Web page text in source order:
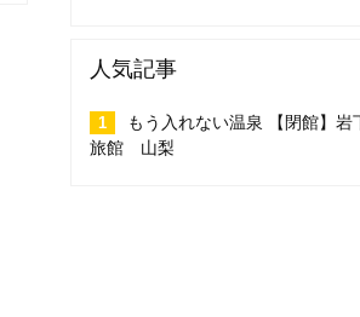
人気記事
もう入れない温泉 【閉館】岩
旅館 山梨